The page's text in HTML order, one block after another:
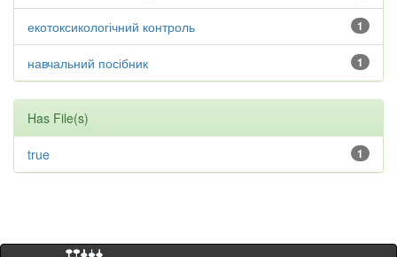
1
екотоксикологічний контроль
1
навчальний посібник
Has File(s)
1
true